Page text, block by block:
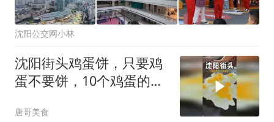
沈阳公交网小林
沈阳街头鸡蛋饼，只要鸡
蛋不要饼，10个鸡蛋的好
唐哥美食